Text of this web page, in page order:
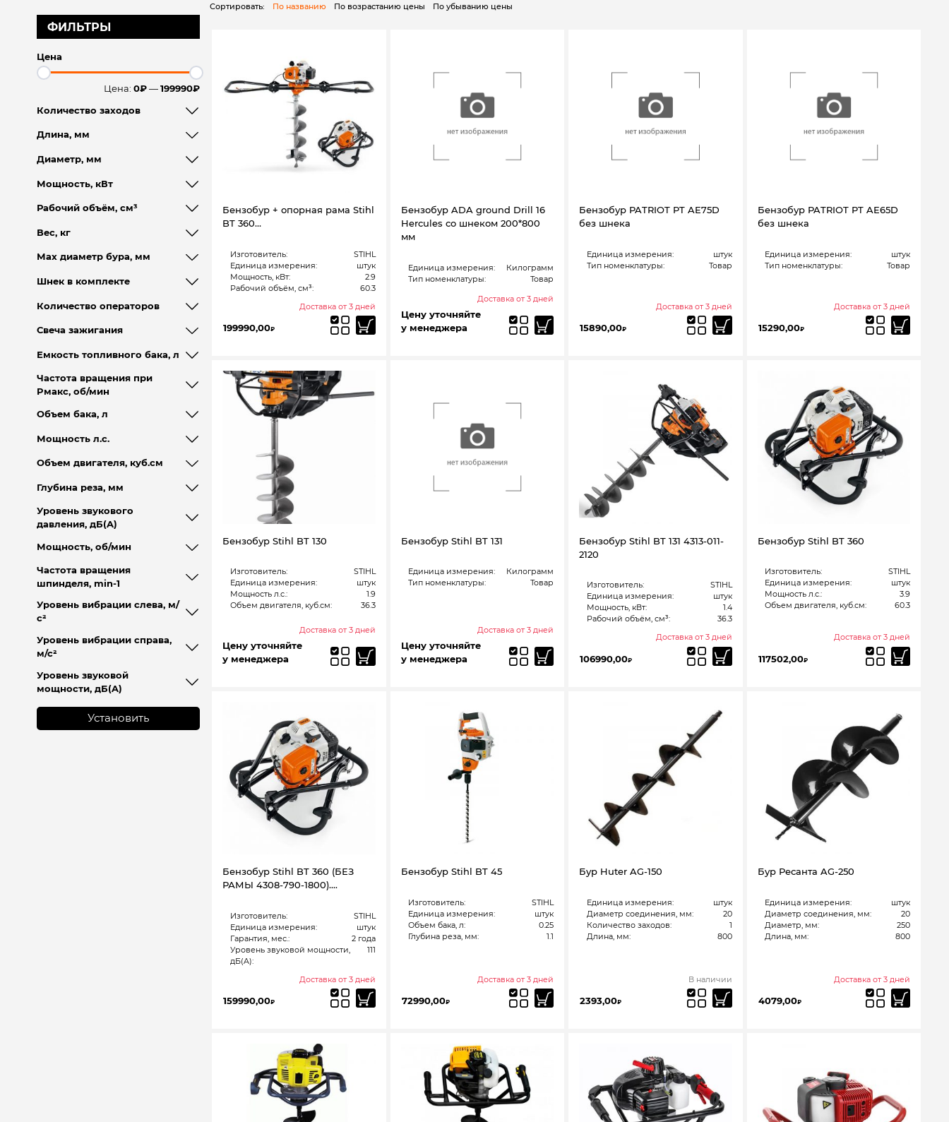
Сортировать: По названию По возрастанию цены По убыванию цены
Бензобур + опорная рама Stihl
BT 360…
Изготовитель:
STIHL
Единица измерения:
штук
Мощность, кВт:
2.9
Рабочий объём, см³:
60.3
Доставка от 3 дней
199990,00₽
Бензобур ADA ground Drill 16
Hercules со шнеком 200*800
мм
Единица измерения:
Килограмм
Тип номенклатуры:
Товар
Доставка от 3 дней
Цену уточняйте
у менеджера
Бензобур PATRIOT PT AE75D
без шнека
Единица измерения:
штук
Тип номенклатуры:
Товар
Доставка от 3 дней
15890,00₽
Бензобур PATRIOT PT AE65D
без шнека
Единица измерения:
штук
Тип номенклатуры:
Товар
Доставка от 3 дней
15290,00₽
Бензобур Stihl BT 130
Изготовитель:
STIHL
Единица измерения:
штук
Мощность л.с.:
1.9
Объем двигателя, куб.см:
36.3
Доставка от 3 дней
Цену уточняйте
у менеджера
Бензобур Stihl BT 131
Единица измерения:
Килограмм
Тип номенклатуры:
Товар
Доставка от 3 дней
Цену уточняйте
у менеджера
Бензобур Stihl BT 131 4313-011-
2120
Изготовитель:
STIHL
Единица измерения:
штук
Мощность, кВт:
1.4
Рабочий объём, см³:
36.3
Доставка от 3 дней
106990,00₽
Бензобур Stihl BT 360
Изготовитель:
STIHL
Единица измерения:
штук
Мощность л.с.:
3.9
Объем двигателя, куб.см:
60.3
Доставка от 3 дней
117502,00₽
Бензобур Stihl BT 360 (БЕЗ
РАМЫ 4308-790-1800)….
Изготовитель:
STIHL
Единица измерения:
штук
Гарантия, мес.:
2 года
Уровень звуковой мощности,
дБ(A):
111
Доставка от 3 дней
159990,00₽
Бензобур Stihl BT 45
Изготовитель:
STIHL
Единица измерения:
штук
Объем бака, л:
0.25
Глубина реза, мм:
1.1
Доставка от 3 дней
72990,00₽
Бур Huter AG-150
Единица измерения:
штук
Диаметр соединения, мм:
20
Количество заходов:
1
Длина, мм:
800
В наличии
2393,00₽
Бур Ресанта AG-250
Единица измерения:
штук
Диаметр соединения, мм:
20
Диаметр, мм:
250
Длина, мм:
800
Доставка от 3 дней
4079,00₽
ФИЛЬТРЫ
Цена
Цена: 0₽— 199990₽
Количество заходов
Длина, мм
Диаметр, мм
Мощность, кВт
Рабочий объём, см³
Вес, кг
Мах диаметр бура, мм
Шнек в комплекте
Количество операторов
Свеча зажигания
Емкость топливного бака, л
Частота вращения при
Pмакс, об/мин
Объем бака, л
Мощность л.с.
Объем двигателя, куб.см
Глубина реза, мм
Уровень звукового
давления, дБ(A)
Мощность, об/мин
Частота вращения
шпинделя, min-1
Уровень вибрации слева, м/
с²
Уровень вибрации справа,
м/с²
Уровень звуковой
мощности, дБ(A)
Установить